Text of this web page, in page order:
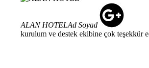
ALAN HOTELAd Soyad
kurulum ve destek ekibine çok teşekkür